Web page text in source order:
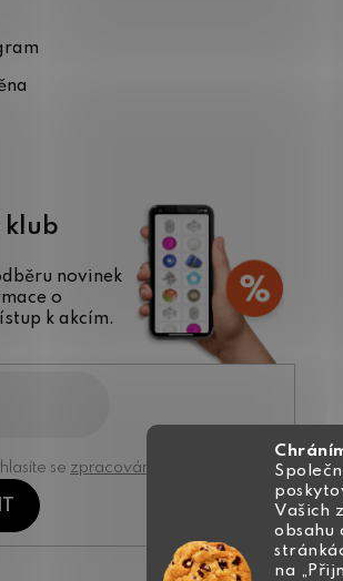
Vašich
obsahu
na
klub
novinek
o
k akcím.
se zpracováním osobních údajů